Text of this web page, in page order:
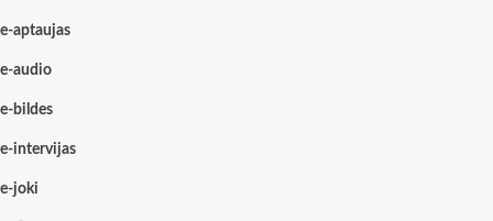
e-aptaujas
e-audio
e-bildes
e-intervijas
e-joki